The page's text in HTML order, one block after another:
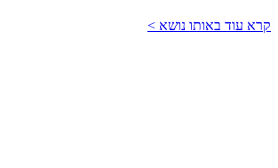
קרא עוד באותו נושא >